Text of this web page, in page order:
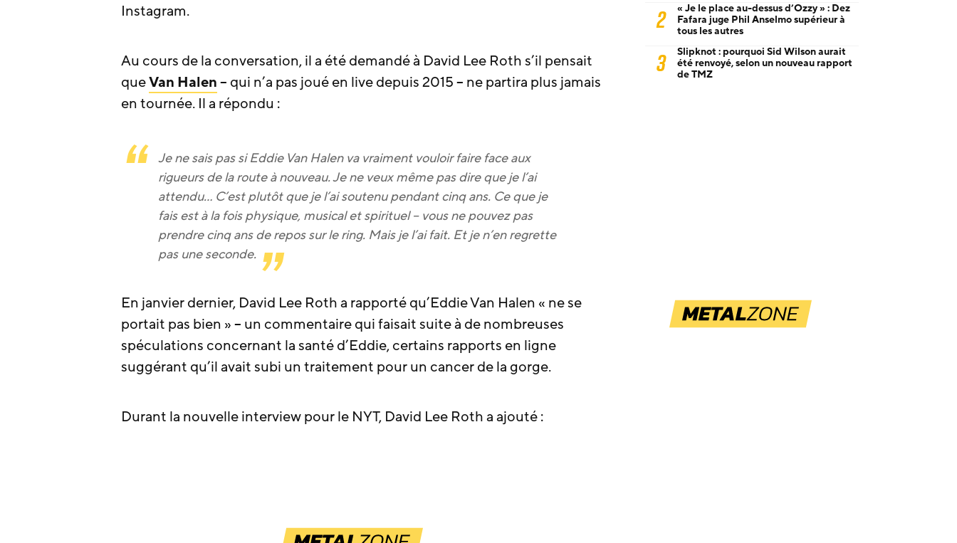
Instagram.
Au cours de la conversation, il a été demandé à David Lee Roth s’il pensait
queVan Halen– qui n’a pas joué en live depuis 2015 – ne partira plus jamais
en tournée. Il a répondu :
Je ne sais pas si Eddie Van Halen va vraiment vouloir faire face aux
rigueurs de la route à nouveau. Je ne veux même pas dire que je l’ai
attendu… C’est plutôt que je l’ai soutenu pendant cinq ans. Ce que je
fais est à la fois physique, musical et spirituel – vous ne pouvez pas
prendre cinq ans de repos sur le ring. Mais je l’ai fait. Et je n’en regrette
pas une seconde.
En janvier dernier, David Lee Roth a rapporté qu’Eddie Van Halen « ne se
portait pas bien » – un commentaire qui faisait suite à de nombreuses
spéculations concernant la santé d’Eddie, certains rapports en ligne
suggérant qu’il avait subi un traitement pour un cancer de la gorge.
Durant la nouvelle interview pour le NYT, David Lee Roth a ajouté :
2
« Je le place au-dessus d’Ozzy » : Dez
Fafara juge Phil Anselmo supérieur à
tous les autres
3
Slipknot : pourquoi Sid Wilson aurait
été renvoyé, selon un nouveau rapport
de TMZ